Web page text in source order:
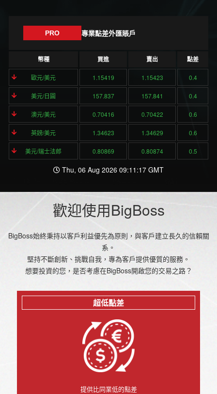
PRO 專業點差外匯賬戶
幣種 買進 賣出 點差
歐元/美元 1.15419 1.15423 0.4
美元/日圓 157.837 157.841 0.4
澳元/美元 0.70416 0.70422 0.6
英鎊/美元 1.34623 1.34629 0.6
美元/瑞士法郎 0.80869 0.80874 0.5
Thu, 06 Aug 2026 09:11:17 GMT
歡迎使用BigBoss
BigBoss始終秉持以客戶利益優先為原則，與客戶建立長久的信賴關
系。
堅持不斷創新、挑戰自我，專為客戶提供優質的服務。
想要投資的您，是否考慮在BigBoss開啟您的交易之路？
超低點差
提供比同業低的點差